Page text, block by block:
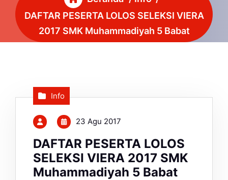
DAFTAR PESERTA LOLOS SELEKSI VIERA
2017 SMK Muhammadiyah 5 Babat
Info
23 Agu 2017
DAFTAR PESERTA LOLOS
SELEKSI VIERA 2017 SMK
Muhammadiyah 5 Babat